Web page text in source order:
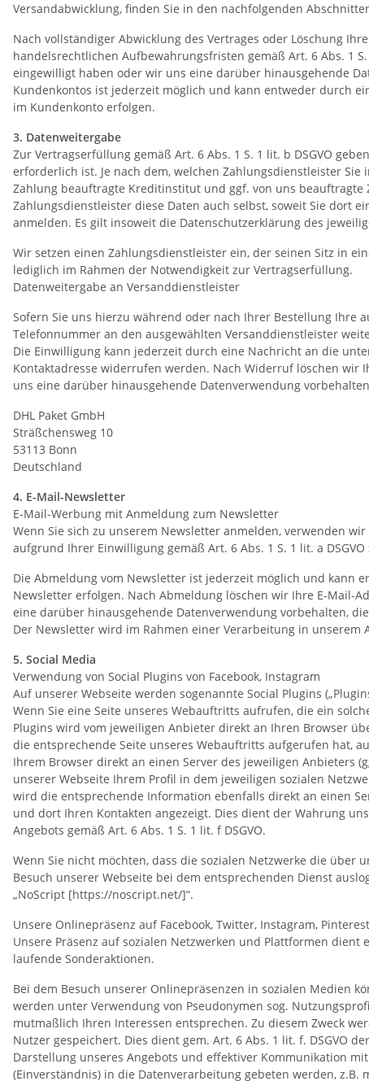
Versandabwicklung, finden Sie in den nachfolgenden
Nach vollständiger Abwicklung des Vertrages oder Löschung
handelsrechtlichen Aufbewahrungsfristen gemäß Art. 6 Abs. 1
eingewilligt haben oder wir uns eine darüber hinausgehende
Kundenkontos ist jederzeit möglich und kann entweder durch
im Kundenkonto erfolgen.
3. Datenweitergabe
Zur Vertragserfüllung gemäß Art. 6 Abs. 1 S. 1 lit. b DSGVO
erforderlich ist. Je nach dem, welchen Zahlungsdienstleister
Zahlung beauftragte Kreditinstitut und ggf. von uns
Zahlungsdienstleister diese Daten auch selbst, soweit Sie dort
anmelden. Es gilt insoweit die Datenschutzerklärung des
Wir setzen einen Zahlungsdienstleister ein, der seinen Sitz in
lediglich im Rahmen der Notwendigkeit zur Vertragserfüllung.
Datenweitergabe an Versanddienstleister
Sofern Sie uns hierzu während oder nach Ihrer Bestellung Ihre
Telefonnummer an den ausgewählten Versanddienstleister
Die Einwilligung kann jederzeit durch eine Nachricht an die
Kontaktadresse widerrufen werden. Nach Widerruf löschen
uns eine darüber hinausgehende Datenverwendung
DHL Paket GmbH
Sträßchensweg 10
53113 Bonn
Deutschland
4. E-Mail-Newsletter
E-Mail-Werbung mit Anmeldung zum Newsletter
Wenn Sie sich zu unserem Newsletter anmelden, verwenden
aufgrund Ihrer Einwilligung gemäß Art. 6 Abs. 1 S. 1 lit. a
Die Abmeldung vom Newsletter ist jederzeit möglich und kann
Newsletter erfolgen. Nach Abmeldung löschen wir Ihre E-Mail-
eine darüber hinausgehende Datenverwendung vorbehalten,
Der Newsletter wird im Rahmen einer Verarbeitung in
5. Social Media
Verwendung von Social Plugins von Facebook, Instagram
Auf unserer Webseite werden sogenannte Social Plugins
Wenn Sie eine Seite unseres Webauftritts aufrufen, die ein
Plugins wird vom jeweiligen Anbieter direkt an Ihren Browser
die entsprechende Seite unseres Webauftritts aufgerufen hat,
Ihrem Browser direkt an einen Server des jeweiligen Anbieters
unserer Webseite Ihrem Profil in dem jeweiligen sozialen
wird die entsprechende Information ebenfalls direkt an einen
und dort Ihren Kontakten angezeigt. Dies dient der Wahrung
Angebots gemäß Art. 6 Abs. 1 S. 1 lit. f DSGVO.
Wenn Sie nicht möchten, dass die sozialen Netzwerke die
Besuch unserer Webseite bei dem entsprechenden Dienst
„NoScript [https://noscript.net/]“.
Unsere Onlinepräsenz auf Facebook, Twitter, Instagram, Pinterest
Unsere Präsenz auf sozialen Netzwerken und Plattformen
laufende Sonderaktionen.
Bei dem Besuch unserer Onlinepräsenzen in sozialen Medien
werden unter Verwendung von Pseudonymen sog.
mutmaßlich Ihren Interessen entsprechen. Zu diesem Zweck
Nutzer gespeichert. Dies dient gem. Art. 6 Abs. 1 lit. f. DSGVO
Darstellung unseres Angebots und effektiver Kommunikation
(Einverständnis) in die Datenverarbeitung gebeten werden, z.B.